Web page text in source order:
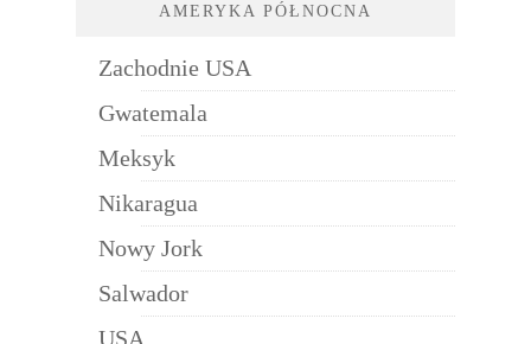
AMERYKA PÓŁNOCNA
Zachodnie USA
Gwatemala
Meksyk
Nikaragua
Nowy Jork
Salwador
USA